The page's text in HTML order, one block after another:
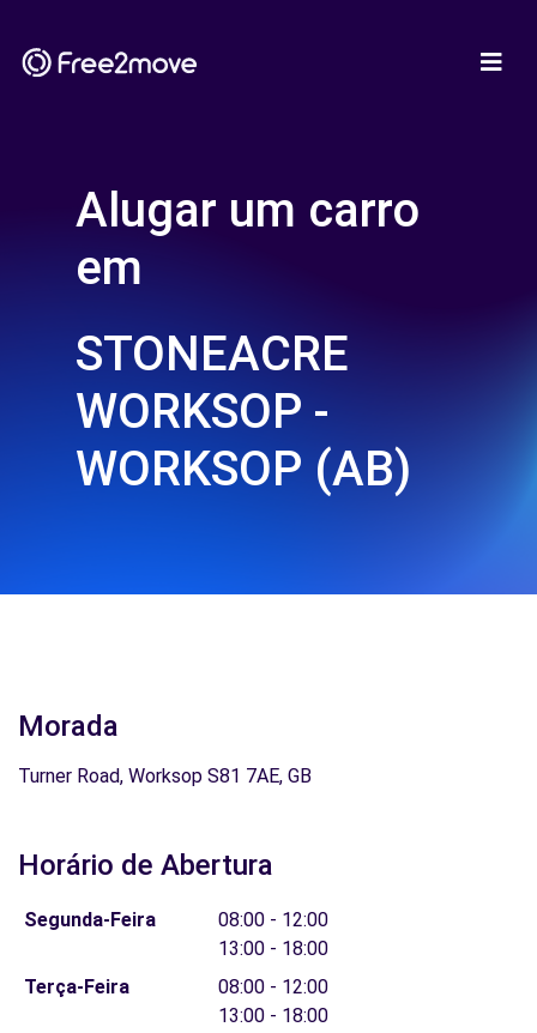
Alugar um carro
em
STONEACRE
WORKSOP -
WORKSOP (AB)
Morada
Turner Road, Worksop S81 7AE, GB
Horário de Abertura
Segunda-Feira
08:00 - 12:00
13:00 - 18:00
Terça-Feira
08:00 - 12:00
13:00 - 18:00